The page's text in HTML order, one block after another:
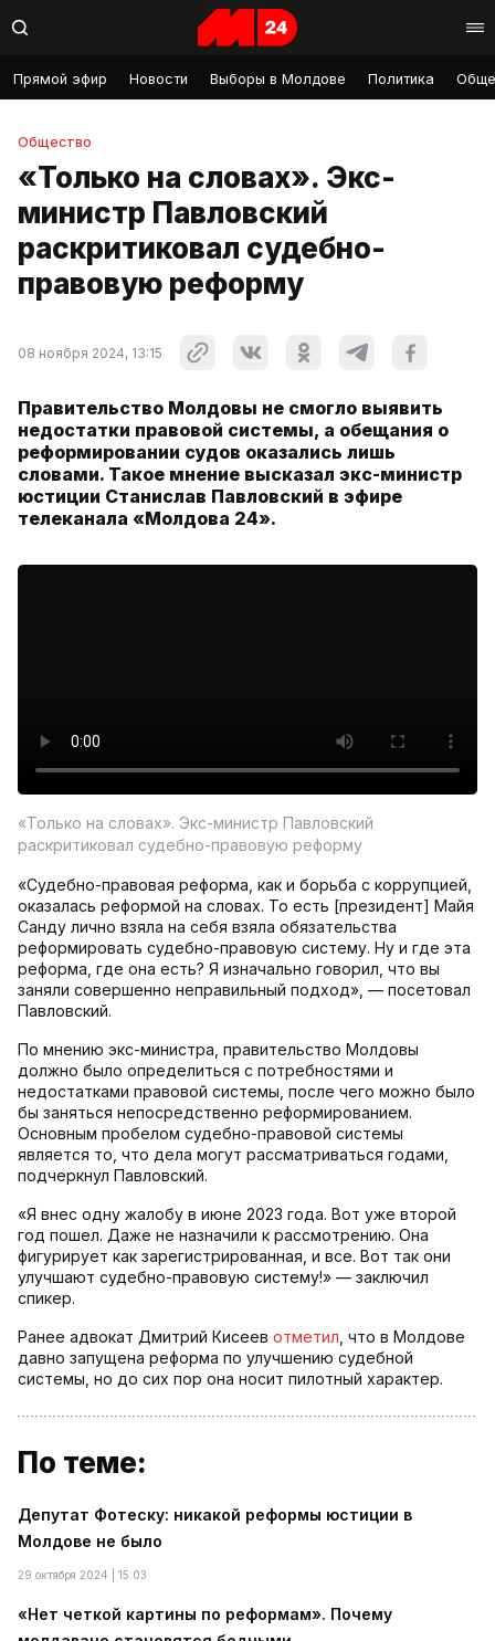
Прямой эфир Новости Выборы в Молдове Политика
Общество
«Только на словах». Экс-
министр Павловский
раскритиковал судебно-
правовую реформу
08 ноября 2024, 13:15
Правительство Молдовы не смогло выявить
недостатки правовой системы, а обещания о
реформировании судов оказались лишь
словами. Такое мнение высказал экс-министр
юстиции Станислав Павловский в эфире
телеканала «Молдова 24».
«Только на словах». Экс-министр Павловский
раскритиковал судебно-правовую реформу
«Судебно-правовая реформа, как и борьба с коррупцией,
оказалась реформой на словах. То есть [президент] Майя
Санду лично взяла на себя взяла обязательства
реформировать судебно-правовую систему. Ну и где эта
реформа, где она есть? Я изначально говорил, что вы
заняли совершенно неправильный подход», — посетовал
Павловский.
По мнению экс-министра, правительство Молдовы
должно было определиться с потребностями и
недостатками правовой системы, после чего можно было
бы заняться непосредственно реформированием.
Основным пробелом судебно-правовой системы
является то, что дела могут рассматриваться годами,
подчеркнул Павловский.
«Я внес одну жалобу в июне 2023 года. Вот уже второй
год пошел. Даже не назначили к рассмотрению. Она
фигурирует как зарегистрированная, и все. Вот так они
улучшают судебно-правовую систему!» — заключил
спикер.
Ранее адвокат Дмитрий Кисеев отметил , что в Молдове
давно запущена реформа по улучшению судебной
системы, но до сих пор она носит пилотный характер.
По теме:
Депутат Фотеску: никакой реформы юстиции в
Молдове не было
29 октября 2024 | 15:03
«Нет четкой картины по реформам». Почему